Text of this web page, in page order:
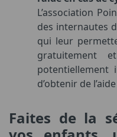
L’association
des internautes
qui leur
gratuitement
potentiellement
d’obtenir de
Faites de la